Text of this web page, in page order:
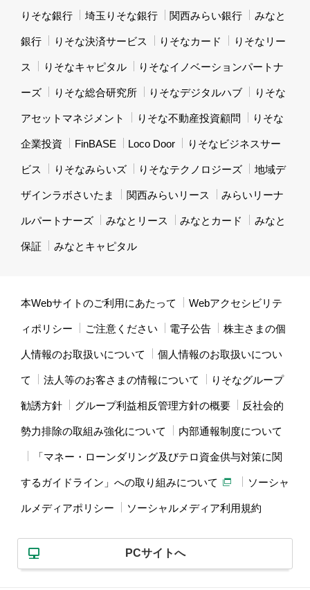
りそな銀行 埼玉りそな銀行 関西みらい銀行 みなと
銀行 りそな決済サービス りそなカード りそなリー
ス りそなキャピタル りそなイノベーションパートナ
ーズ りそな総合研究所 りそなデジタルハブ りそな
アセットマネジメント りそな不動産投資顧問 りそな
企業投資 FinBASE Loco Door りそなビジネスサー
ビス りそなみらいズ りそなテクノロジーズ 地域デ
ザインラボさいたま 関西みらいリース みらいリーナ
ルパートナーズ みなとリース みなとカード みなと
保証 みなとキャピタル
本Webサイトのご利用にあたって Webアクセシビリテ
ィポリシー ご注意ください 電子公告 株主さまの個
人情報のお取扱いについて 個人情報のお取扱いについ
て 法人等のお客さまの情報について りそなグループ
勧誘方針 グループ利益相反管理方針の概要 反社会的
勢力排除の取組み強化について 内部通報制度について
「マネー・ローンダリング及びテロ資金供与対策に関
するガイドライン」への取り組みについて ソーシャ
ルメディアポリシー ソーシャルメディア利用規約
PCサイトへ